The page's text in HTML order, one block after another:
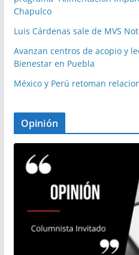
Chapulco
Luis Cárdenas sale de MVS
Avanzan centros de acopio y
Bienestar en Puebla
México y Perú retoman
Opinión